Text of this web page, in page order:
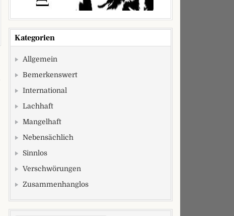
Kategorien
Allgemein
Bemerkenswert
International
Lachhaft
Mangelhaft
Nebensächlich
Sinnlos
Verschwörungen
Zusammenhanglos